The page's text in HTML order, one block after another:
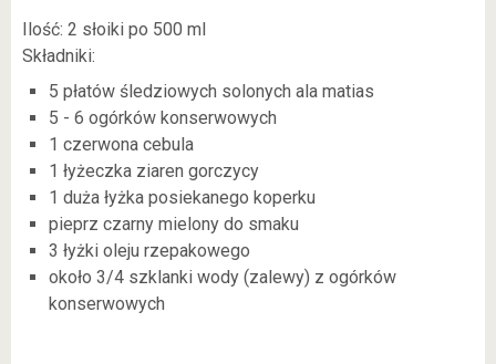
Ilość: 2 słoiki po 500 ml
Składniki:
5 płatów śledziowych solonych ala matias
5 - 6 ogórków konserwowych
1 czerwona cebula
1 łyżeczka ziaren gorczycy
1 duża łyżka posiekanego koperku
pieprz czarny mielony do smaku
3 łyżki oleju rzepakowego
około 3/4 szklanki wody (zalewy) z ogórków
konserwowych